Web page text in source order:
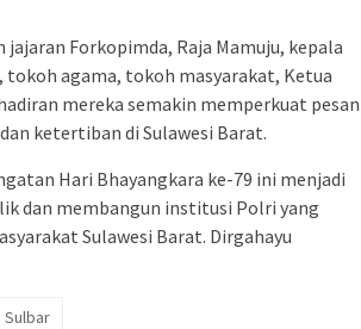
Forkopimda, Raja Mamuju, kepala
agama, tokoh masyarakat, Ketua
mereka semakin memperkuat pesan
ketertiban di Sulawesi Barat.
Hari Bhayangkara ke-79 ini menjadi
dan membangun institusi Polri yang
Sulawesi Barat. Dirgahayu
Sulbar